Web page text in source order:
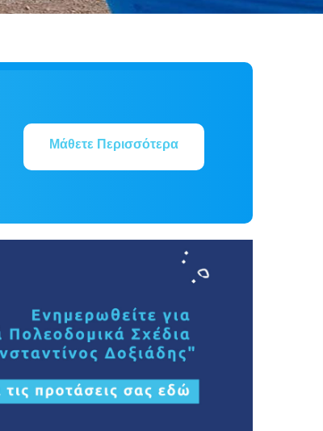
Μάθετε Περισσότερα